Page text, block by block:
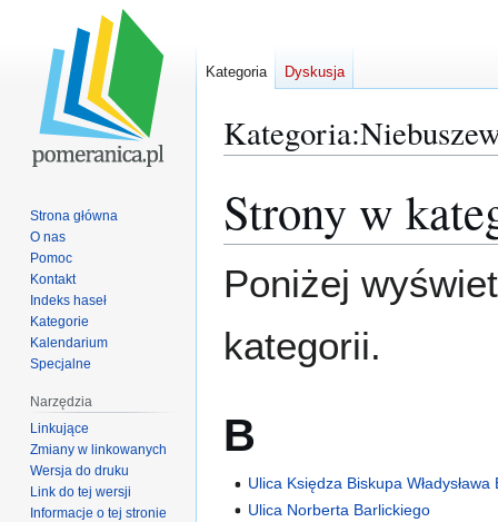
Kategoria:
do
do
Strony w
Poniżej
kategorii.
B
Ulica Księdza Biskupa
Ulica Norberta Barlickiego
Kategoria Dyskusja
Strona główna
O nas
Pomoc
Kontakt
Indeks haseł
Kategorie
Kalendarium
Specjalne
Narzędzia
Linkujące
Zmiany w linkowanych
Wersja do druku
Link do tej wersji
Informacje o tej stronie